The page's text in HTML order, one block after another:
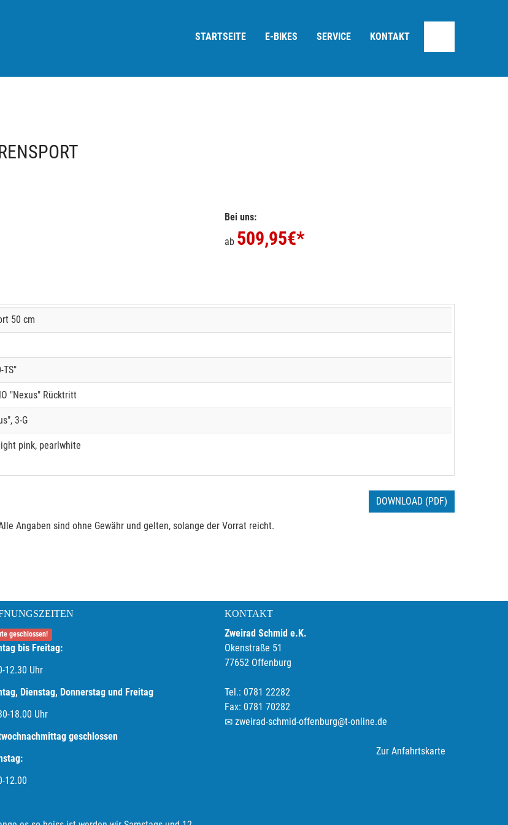
STARTSEITE E-BIKES SERVICE KONTAKT
Bei uns:
ab 509,95€*
50 cm
TS"
"Nexus" Rücktritt
3-G
pink, pearlwhite
DOWNLOAD (PDF)
Angaben sind ohne Gewähr und gelten, solange der Vorrat reicht.
geschlossen!
bis Freitag:
12.30 Uhr
Dienstag, Donnerstag und Freitag
18.00 Uhr
geschlossen
12.00
KONTAKT
Zweirad Schmid e.K.
Okenstraße 51
77652 Offenburg
Tel.: 0781 22282
Fax: 0781 70282
zweirad-schmid-offenburg@t-online.de
Zur Anfahrtskarte